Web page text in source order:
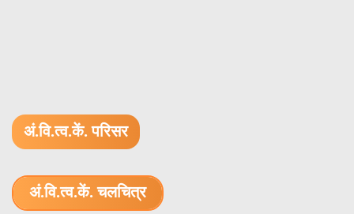
अं.वि.त्व.कें. परिसर
अं.वि.त्व.कें. चलचित्र